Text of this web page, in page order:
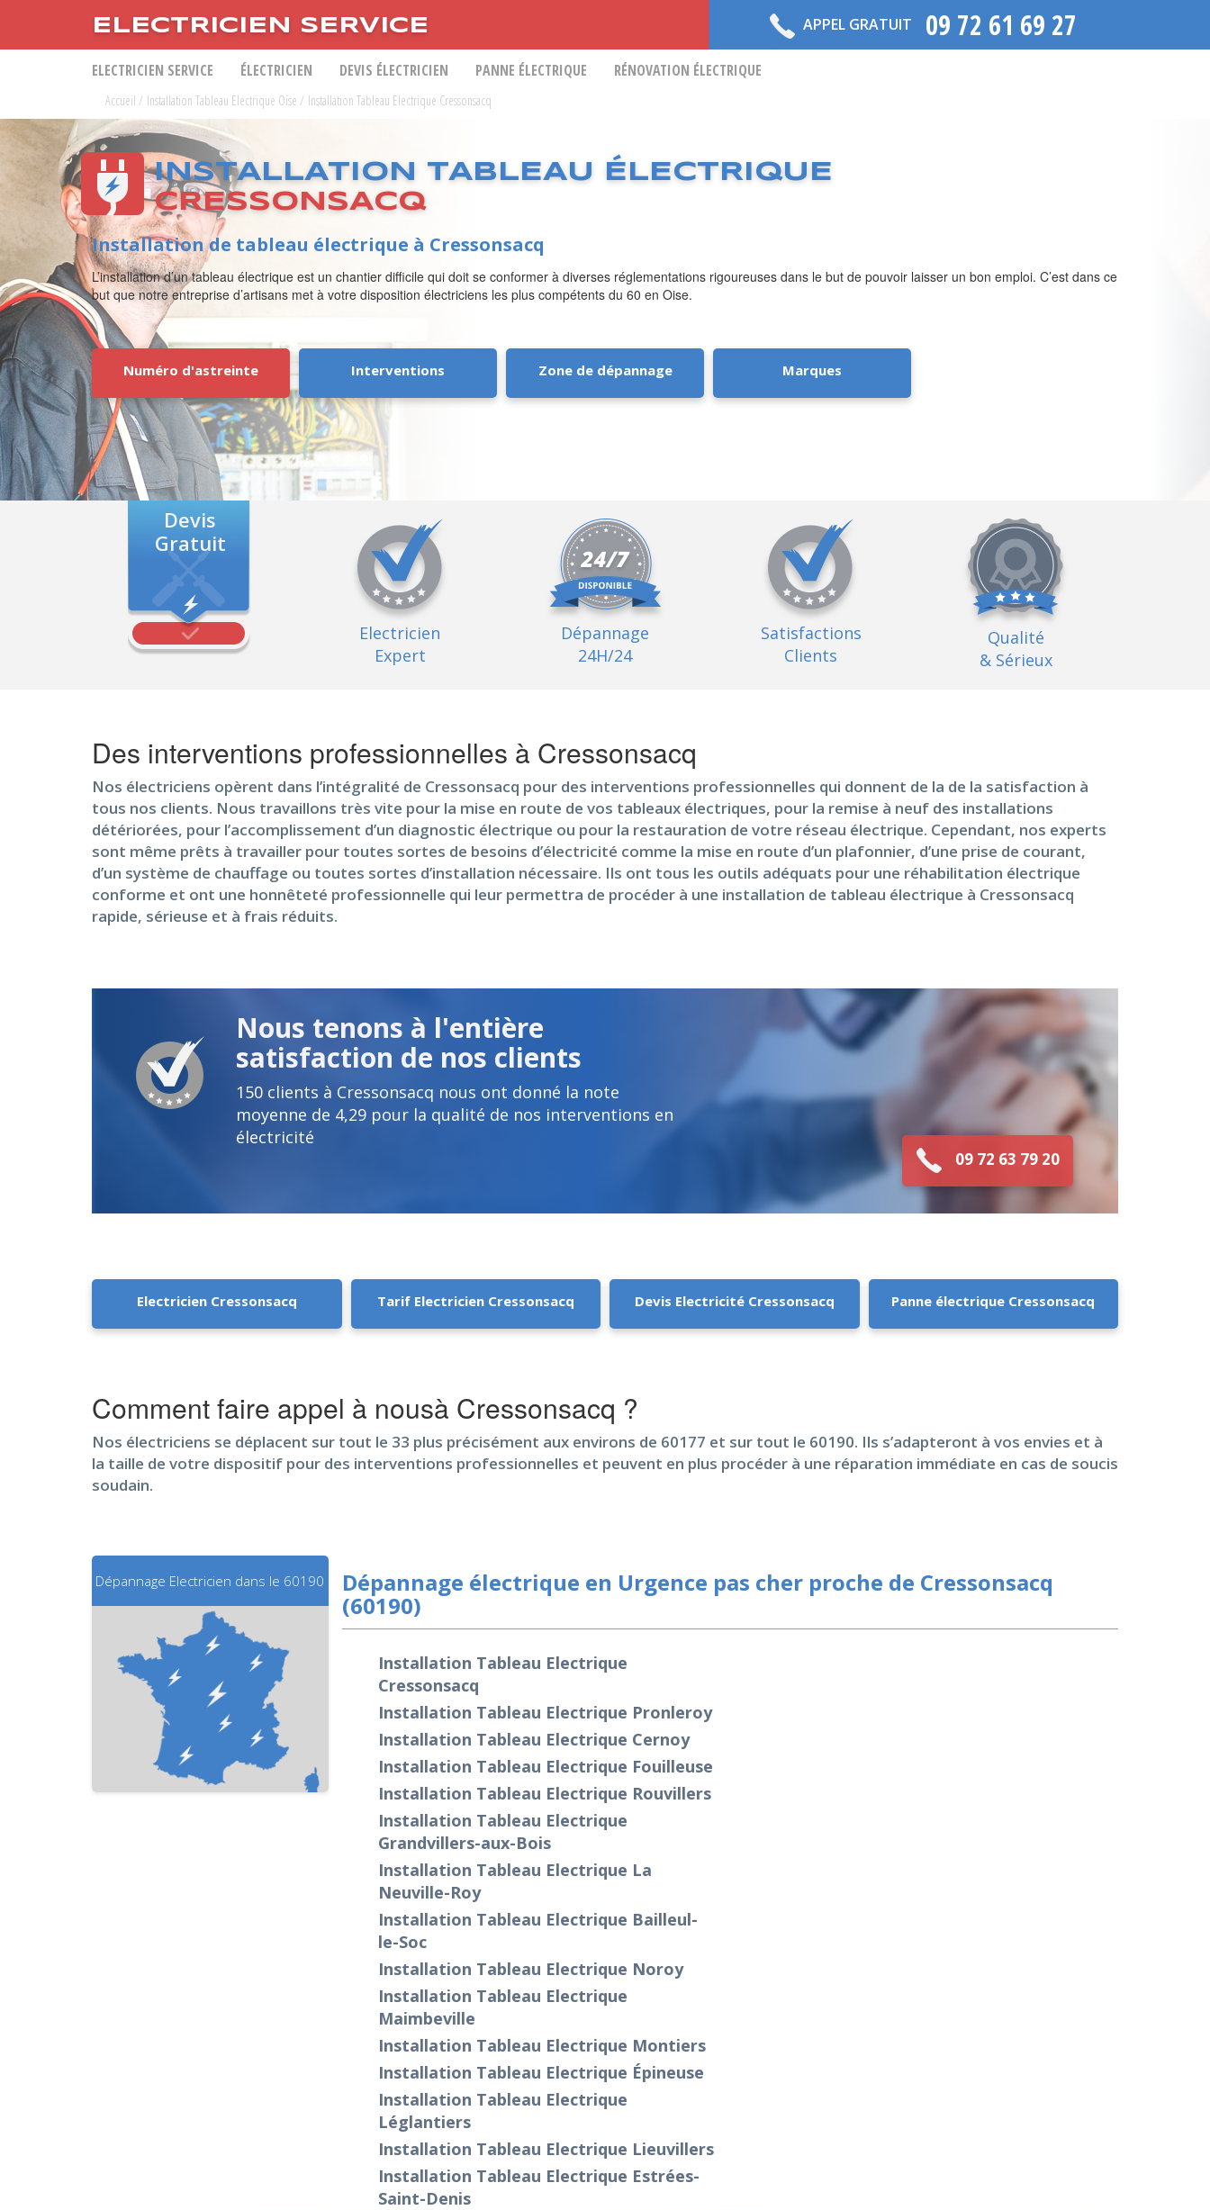
ELECTRICIEN SERVICE APPEL GRATUIT 09 72 61 69 27
ELECTRICIEN SERVICE ÉLECTRICIEN DEVIS ÉLECTRICIEN PANNE ÉLECTRIQUE RÉNOVATION ÉLECTRIQUE
Accueil / Installation Tableau Electrique Oise / Installation Tableau Electrique Cressonsacq
INSTALLATION TABLEAU ÉLECTRIQUE
CRESSONSACQ
Installation de tableau électrique à Cressonsacq
L’installation d’un tableau électrique est un chantier difficile qui doit se conformer à diverses réglementations rigoureuses dans le but de pouvoir laisser un bon emploi. C’est dans ce
but que notre entreprise d’artisans met à votre disposition électriciens les plus compétents du 60 en Oise.
Numéro d'astreinte Interventions Zone de dépannage Marques
Devis
Gratuit
Electricien
Expert
Dépannage
24H/24
Satisfactions
Clients
Qualité
& Sérieux
Des interventions professionnelles à Cressonsacq
Nos électriciens opèrent dans l’intégralité de Cressonsacq pour des interventions professionnelles qui donnent de la de la satisfaction à
tous nos clients. Nous travaillons très vite pour la mise en route de vos tableaux électriques, pour la remise à neuf des installations
détériorées, pour l’accomplissement d’un diagnostic électrique ou pour la restauration de votre réseau électrique. Cependant, nos experts
sont même prêts à travailler pour toutes sortes de besoins d’électricité comme la mise en route d’un plafonnier, d’une prise de courant,
d’un système de chauffage ou toutes sortes d’installation nécessaire. Ils ont tous les outils adéquats pour une réhabilitation électrique
conforme et ont une honnêteté professionnelle qui leur permettra de procéder à une installation de tableau électrique à Cressonsacq
rapide, sérieuse et à frais réduits.
Nous tenons à l'entière
satisfaction de nos clients
150 clients à Cressonsacq nous ont donné la note
moyenne de 4,29 pour la qualité de nos interventions en
électricité
09 72 63 79 20
Electricien Cressonsacq Tarif Electricien Cressonsacq Devis Electricité Cressonsacq Panne électrique Cressonsacq
Comment faire appel à nousà Cressonsacq ?
Nos électriciens se déplacent sur tout le 33 plus précisément aux environs de 60177 et sur tout le 60190. Ils s’adapteront à vos envies et à
la taille de votre dispositif pour des interventions professionnelles et peuvent en plus procéder à une réparation immédiate en cas de soucis
soudain.
Dépannage Electricien dans le 60190 Dépannage électrique en Urgence pas cher proche de Cressonsacq
(60190)
Installation Tableau Electrique
Cressonsacq
Installation Tableau Electrique Pronleroy
Installation Tableau Electrique Cernoy
Installation Tableau Electrique Fouilleuse
Installation Tableau Electrique Rouvillers
Installation Tableau Electrique
Grandvillers-aux-Bois
Installation Tableau Electrique La
Neuville-Roy
Installation Tableau Electrique Bailleul-
le-Soc
Installation Tableau Electrique Noroy
Installation Tableau Electrique
Maimbeville
Installation Tableau Electrique Montiers
Installation Tableau Electrique Épineuse
Installation Tableau Electrique
Léglantiers
Installation Tableau Electrique Lieuvillers
Installation Tableau Electrique Estrées-
Saint-Denis